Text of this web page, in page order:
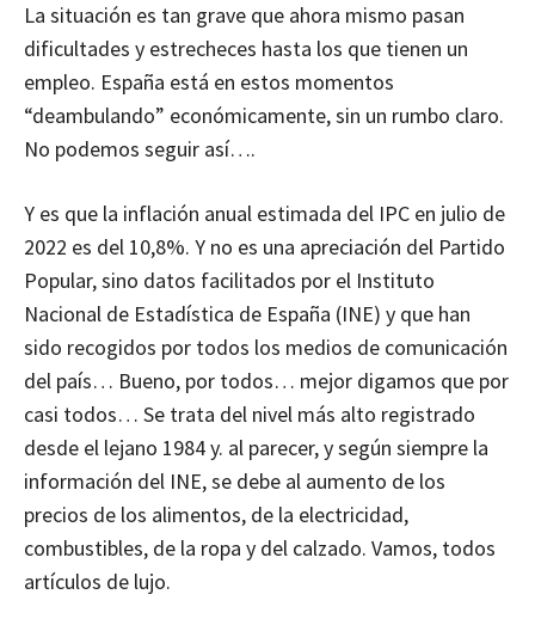
La situación es tan grave que ahora mismo pasan
dificultades y estrecheces hasta los que tienen un
empleo. España está en estos momentos
“deambulando” económicamente, sin un rumbo claro.
No podemos seguir así….
Y es que la inflación anual estimada del IPC en julio de
2022 es del 10,8%. Y no es una apreciación del Partido
Popular, sino datos facilitados por el Instituto
Nacional de Estadística de España (INE) y que han
sido recogidos por todos los medios de comunicación
del país… Bueno, por todos… mejor digamos que por
casi todos… Se trata del nivel más alto registrado
desde el lejano 1984 y. al parecer, y según siempre la
información del INE, se debe al aumento de los
precios de los alimentos, de la electricidad,
combustibles, de la ropa y del calzado. Vamos, todos
artículos de lujo.